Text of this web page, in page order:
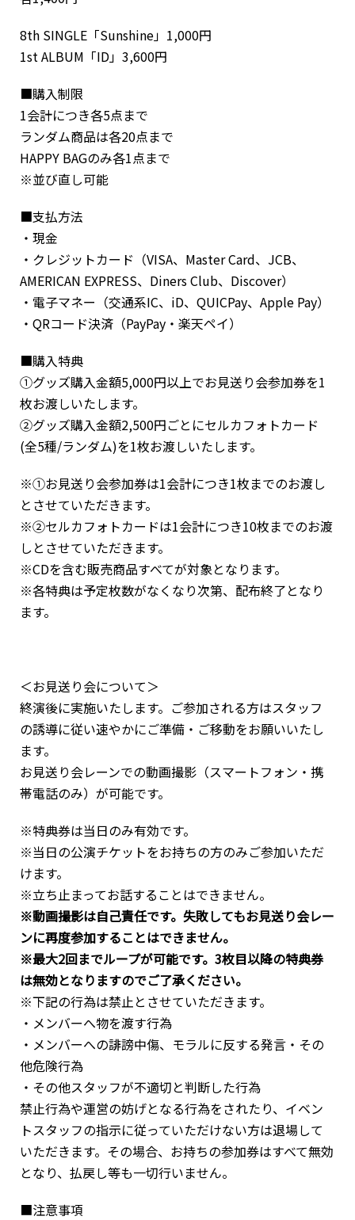
8th SINGLE「Sunshine」1,000円
1st ALBUM「ID」3,600円
■購入制限
1会計につき各5点まで
ランダム商品は各20点まで
HAPPY BAGのみ各1点まで
※並び直し可能
■支払方法
・現金
・クレジットカード（VISA、Master Card、JCB、
AMERICAN EXPRESS、Diners Club、Discover）
・電子マネー（交通系IC、iD、QUICPay、Apple Pay）
・QRコード決済（PayPay・楽天ペイ）
■購入特典
①グッズ購入金額5,000円以上でお見送り会参加券を1
枚お渡しいたします。
②グッズ購入金額2,500円ごとにセルカフォトカード
(全5種/ランダム)を1枚お渡しいたします。
※①お見送り会参加券は1会計につき1枚までのお渡し
とさせていただきます。
※②セルカフォトカードは1会計につき10枚までのお渡
しとさせていただきます。
※CDを含む販売商品すべてが対象となります。
※各特典は予定枚数がなくなり次第、配布終了となり
ます。
＜お見送り会について＞
終演後に実施いたします。ご参加される方はスタッフ
の誘導に従い速やかにご準備・ご移動をお願いいたし
ます。
お見送り会レーンでの動画撮影（スマートフォン・携
帯電話のみ）が可能です。
※特典券は当日のみ有効です。
※当日の公演チケットをお持ちの方のみご参加いただ
けます。
※立ち止まってお話することはできません。
※動画撮影は自己責任です。失敗してもお見送り会レー
ンに再度参加することはできません。
※最大2回までループが可能です。3枚目以降の特典券
は無効となりますのでご了承ください。
※下記の行為は禁止とさせていただきます。
・メンバーへ物を渡す行為
・メンバーへの誹謗中傷、モラルに反する発言・その
他危険行為
・その他スタッフが不適切と判断した行為
禁止行為や運営の妨げとなる行為をされたり、イベン
トスタッフの指示に従っていただけない方は退場して
いただきます。その場合、お持ちの参加券はすべて無効
となり、払戻し等も一切行いません。
■注意事項